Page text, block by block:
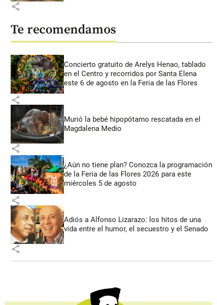
share
Te recomendamos
Concierto gratuito de Arelys Henao, tablado
en el Centro y recorridos por Santa Elena
este 6 de agosto en la Feria de las Flores
share
Murió la bebé hipopótamo rescatada en el
Magdalena Medio
share
¿Aún no tiene plan? Conozca la programación
de la Feria de las Flores 2026 para este
miércoles 5 de agosto
share
Adiós a Alfonso Lizarazo: los hitos de una
vida entre el humor, el secuestro y el Senado
share